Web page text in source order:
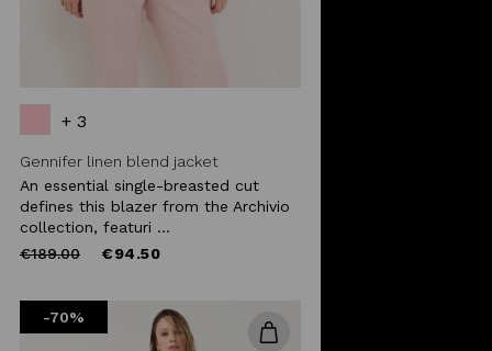
+ 3
Gennifer linen blend jacket
An essential single-breasted cut
defines this blazer from the Archivio
collection, featuri ...
Price
€189.00to €94.50
-70%